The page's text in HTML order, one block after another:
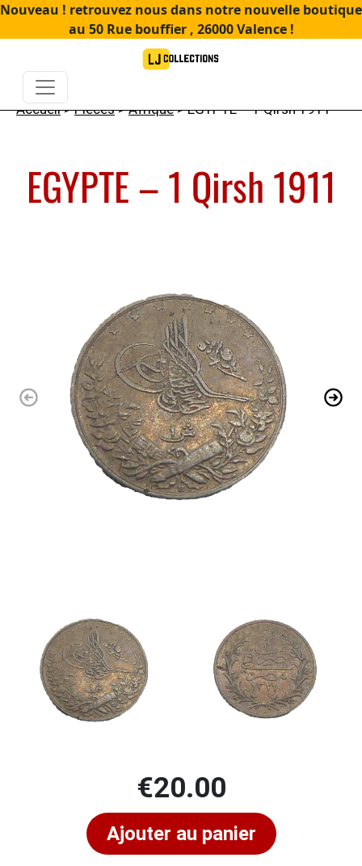
Nouveau ! retrouvez nous dans notre nouvelle boutique
au 50 Rue bouffier , 26000 Valence !
Accueil>Pièces>Afrique> EGYPTE – 1 Qirsh 1911
EGYPTE – 1 Qirsh 1911
€20.00
Ajouter au panier